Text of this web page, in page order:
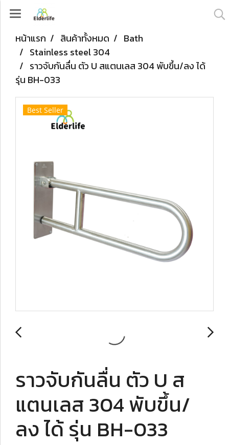
หน้าแรก สินค้าทั้งหมด
Bath
Stainless steel 304
ราวจับกันลื่น ตัว U สแตนเลส 304 พับขึ้น/ลง ได้
รุ่น BH-033
Best Seller
ราวจับกันลื่น ตัว U ส
แตนเลส 304 พับขึ้น/
ลง ได้ รุ่น BH-033